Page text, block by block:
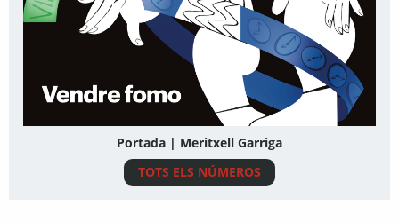
Portada | Meritxell Garriga
TOTS ELS NÚMEROS